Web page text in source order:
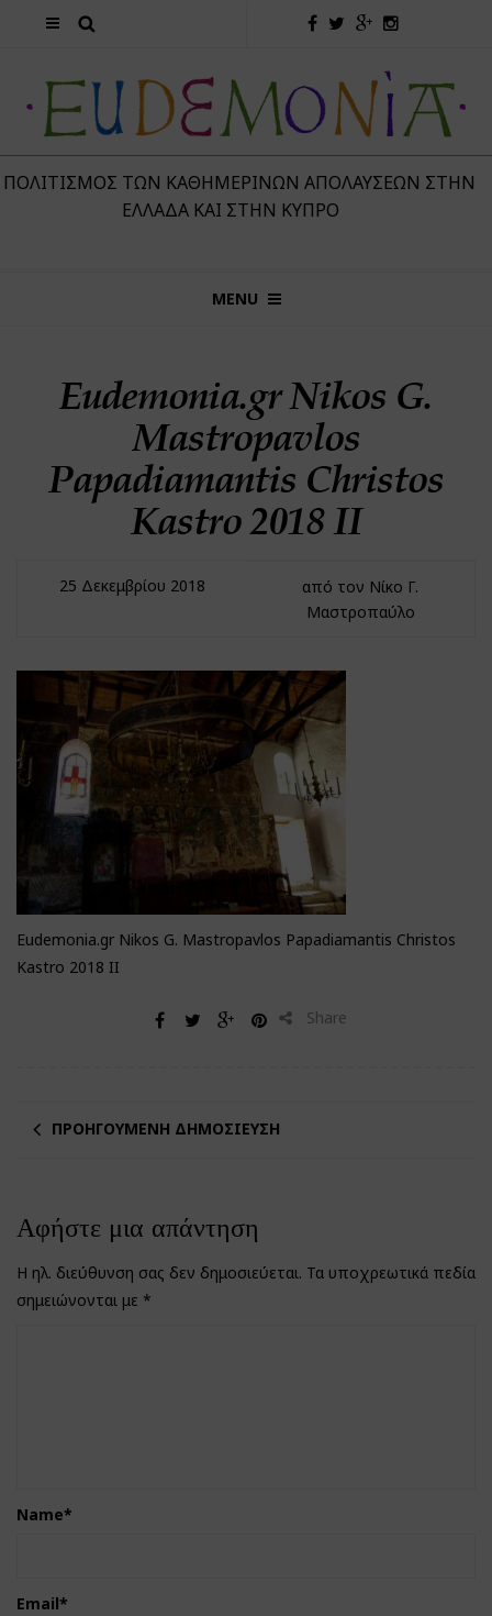
ΤΩΝ ΚΑΘΗΜΕΡΙΝΏΝ ΑΠΟΛΑΎΣΕΩΝ ΣΤΗΝ
ΕΛΛΆΔΑ ΚΑΙ ΣΤΗΝ ΚΎΠΡΟ
MENU
Eudemonia.gr Nikos G.
Mastropavlos
Papadiamantis Christos
Kastro 2018 II
25 Δεκεμβρίου 2018
από τον Νίκο Γ.
Μαστροπαύλο
Eudemonia.gr Nikos G. Mastropavlos Papadiamantis Christos
Kastro 2018 II
Share
ΠΡΟΗΓΟΎΜΕΝΗ ΔΗΜΟΣΊΕΥΣΗ
Αφήστε μια απάντηση
Η ηλ. διεύθυνση σας δεν δημοσιεύεται. Τα υποχρεωτικά πεδία
σημειώνονται με *
Name*
Email*